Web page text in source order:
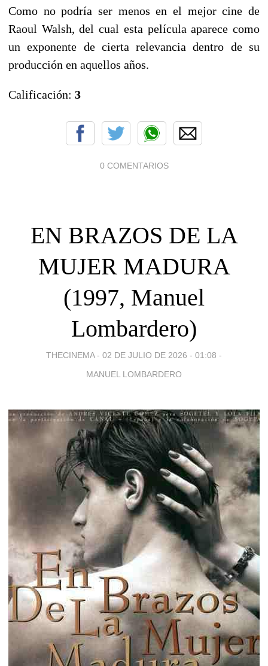
Como no podría ser menos en el mejor cine de
Raoul Walsh, del cual esta película aparece como
un exponente de cierta relevancia dentro de su
producción en aquellos años.
Calificación: 3
0 COMENTARIOS
EN BRAZOS DE LA
MUJER MADURA
(1997, Manuel
Lombardero)
THECINEMA - 02 DE JULIO DE 2026 - 01:08 -
MANUEL LOMBARDERO